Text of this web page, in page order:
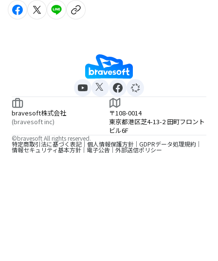
bravesoft株式会社
(bravesoft inc)
〒108-0014
東京都港区芝4-13-2 田町フロント
ビル6F
特定商取引法に基づく表記 個人情報保護方針 GDPRデータ処理規約
情報セキュリティ基本方針 電子公告 外部送信ポリシー
©bravesoft All rights reserved.